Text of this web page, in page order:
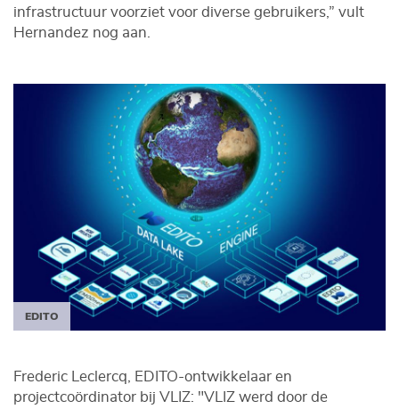
infrastructuur voorziet voor diverse gebruikers,” vult
Hernandez nog aan.
EDITO
Frederic Leclercq, EDITO-ontwikkelaar en
projectcoördinator bij VLIZ: "VLIZ werd door de